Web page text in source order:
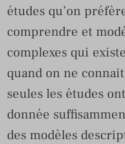
études qu’on
comprendre et
complexes qui
quand on ne
seules les études
donnée
des modèles